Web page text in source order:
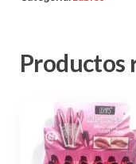
Productos